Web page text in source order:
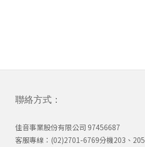
聯絡方式：
佳音事業股份有限公司 97456687
客服專線：(02)2701-6769分機203、205